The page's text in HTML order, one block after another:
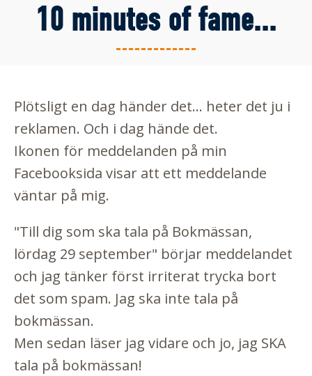
10 minutes of fame...
Plötsligt en dag händer det... heter det ju i
reklamen. Och i dag hände det.
Ikonen för meddelanden på min
Facebooksida visar att ett meddelande
väntar på mig.
"Till dig som ska tala på Bokmässan,
lördag 29 september" börjar meddelandet
och jag tänker först irriterat trycka bort
det som spam. Jag ska inte tala på
bokmässan.
Men sedan läser jag vidare och jo, jag SKA
tala på bokmässan!